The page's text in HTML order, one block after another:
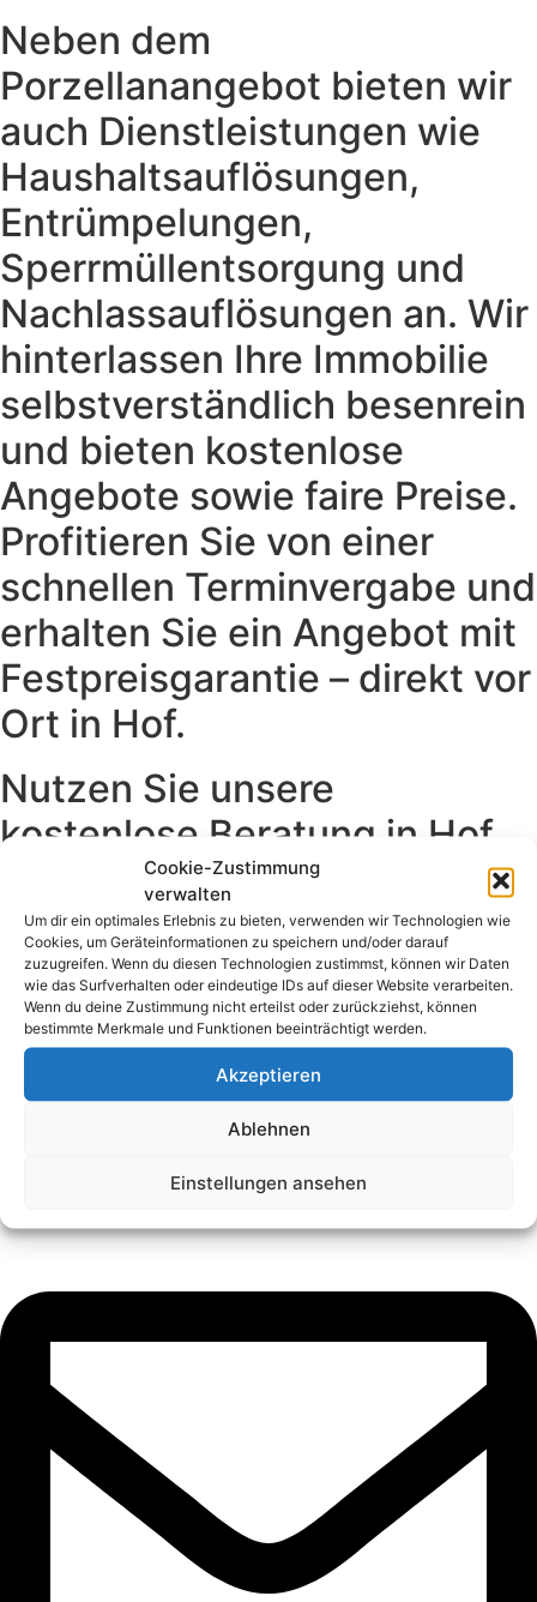
Cookie-Zustimmung
verwalten
Um dir ein optimales Erlebnis zu bieten, verwenden wir Technologien wie
Cookies, um Geräteinformationen zu speichern und/oder darauf
zuzugreifen. Wenn du diesen Technologien zustimmst, können wir Daten
wie das Surfverhalten oder eindeutige IDs auf dieser Website verarbeiten.
Wenn du deine Zustimmung nicht erteilst oder zurückziehst, können
bestimmte Merkmale und Funktionen beeinträchtigt werden.
Akzeptieren
Ablehnen
Einstellungen ansehen
Neben dem
Porzellanangebot bieten wir
auch Dienstleistungen wie
Haushaltsauflösungen,
Entrümpelungen,
Sperrmüllentsorgung und
Nachlassauflösungen an. Wir
hinterlassen Ihre Immobilie
selbstverständlich besenrein
und bieten kostenlose
Angebote sowie faire Preise.
Profitieren Sie von einer
schnellen Terminvergabe und
erhalten Sie ein Angebot mit
Festpreisgarantie – direkt vor
Ort in Hof.
Nutzen Sie unsere
kostenlose Beratung in Hof
und erhalten Sie ein
unverbindliches Angebot mit
Festpreisgarantie für Ihr
Rosenthal Porzellan! Ihre
wertvollen Stücke werden
dabei fair bewertet und